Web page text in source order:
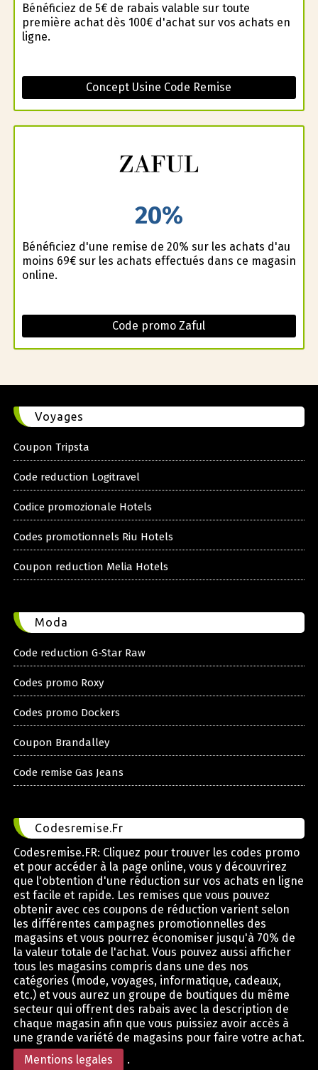
Bénéficiez de 5€ de rabais valable sur toute
première achat dès 100€ d'achat sur vos achats en
ligne.
Concept Usine Code Remise
20%
Bénéficiez d'une remise de 20% sur les achats d'au
moins 69€ sur les achats effectués dans ce magasin
online.
Code promo Zaful
Voyages
Coupon Tripsta
Code reduction Logitravel
Codice promozionale Hotels
Codes promotionnels Riu Hotels
Coupon reduction Melia Hotels
Moda
Code reduction G-Star Raw
Codes promo Roxy
Codes promo Dockers
Coupon Brandalley
Code remise Gas Jeans
Codesremise.Fr
Codesremise.FR: Cliquez pour trouver les codes promo
et pour accéder à la page online, vous y découvrirez
que l'obtention d'une réduction sur vos achats en ligne
est facile et rapide. Les remises que vous pouvez
obtenir avec ces coupons de réduction varient selon
les différentes campagnes promotionnelles des
magasins et vous pourrez économiser jusqu'à 70% de
la valeur totale de l'achat. Vous pouvez aussi afficher
tous les magasins compris dans une des nos
catégories (mode, voyages, informatique, cadeaux,
etc.) et vous aurez un groupe de boutiques du même
secteur qui offrent des rabais avec la description de
chaque magasin afin que vous puissiez avoir accès à
une grande variété de magasins pour faire votre achat.
Mentions legales
.